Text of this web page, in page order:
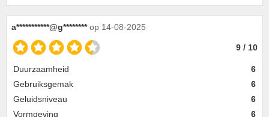
a***********@g******** op 14-08-2025
9 / 10
Duurzaamheid
6
Gebruiksgemak
6
Geluidsniveau
6
Vormgeving
6